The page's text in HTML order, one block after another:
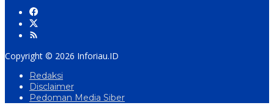
Copyright © 2026 Inforiau.ID
Redaksi
Disclaimer
Pedoman Media Siber